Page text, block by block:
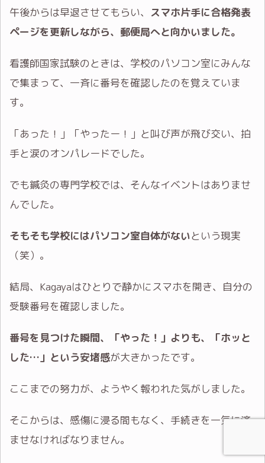
午後からは早退させてもらい、 スマホ片手に合格発表
ページを更新しながら、郵便局へと向かいました。
看護師国家試験のときは、学校のパソコン室にみんな
で集まって、一斉に番号を確認したのを覚えていま
す。
「あった！」「やったー！」と叫び声が飛び交い、拍
手と涙のオンパレードでした。
でも鍼灸の専門学校では、そんなイベントはありませ
んでした。
そもそも学校にはパソコン室自体がないという現実
（笑）。
結局、Kagayaはひとりで静かにスマホを開き、自分の
受験番号を確認しました。
番号を見つけた瞬間、「やった！」よりも、「ホッと
した…」という安堵感が大きかったです。
ここまでの努力が、ようやく報われた気がしました。
そこからは、感傷に浸る間もなく、手続きを一気に済
ませなければなりません。